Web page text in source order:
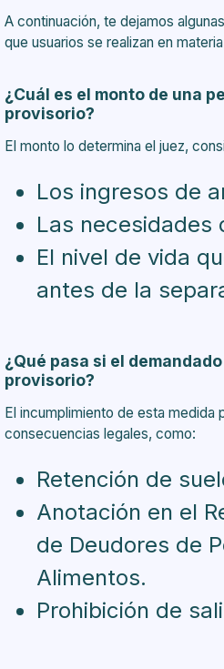
A continuación, te dejamos
que usuarios se realizan en
¿Cuál es el monto de una
provisorio?
El monto lo determina el juez,
Los ingresos de
Las necesidades
El nivel de vida
antes de la
¿Qué pasa si el
provisorio?
El incumplimiento de esta medida
consecuencias legales, como:
Retención de
Anotación en el
de Deudores de
Alimentos.
Prohibición de